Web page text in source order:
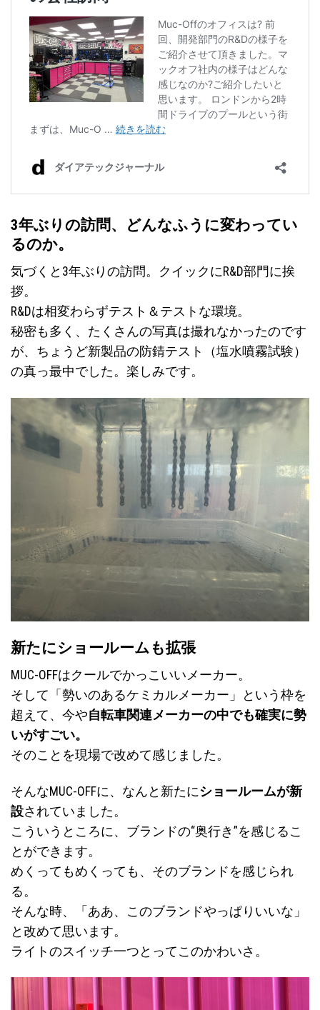
3年ぶりの訪問、どんなふうに変わってい
るのか。
気づくと3年ぶりの訪問。クイックにR&D部門に挨
拶。
R&Dは相変わらずテスト＆テストな環境。
秘密も多く、たくさんの写真は撮れなかったのです
が、ちょうど新製品の防錆テスト（塩水噴霧試験）
の真っ最中でした。楽しみです。
新たにショールームも拡張
MUC-OFFはクールでかっこいいメーカー。
そして「勢いのあるケミカルメーカー」という枠を
超えて、今や自転車関連メーカーの中でも確実に勢
いがすごい。
そのことを現場で改めて感じました。
そんなMUC-OFFに、なんと新たにショールームが新
設されていました。
こういうところに、ブランドの“奥行き”を感じるこ
とができます。
めくってもめくっても、そのブランドを感じられ
る。
そんな時、「ああ、このブランドやっぱりいいな」
と改めて思います。
ライトのスイッチ一つとってこのかわいさ。